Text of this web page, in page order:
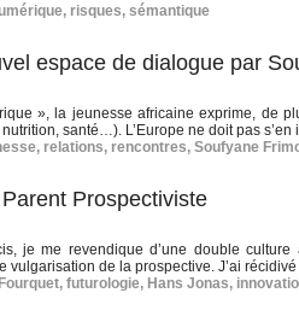
, risques, sémantique
espace de dialogue par
», la jeunesse africaine exprime, de
santé…). L’Europe ne doit pas s’en
, relations, rencontres, Soufyane
Prospectiviste
je me revendique d’une double
de la prospective. J’ai
, futurologie, Hans Jonas,